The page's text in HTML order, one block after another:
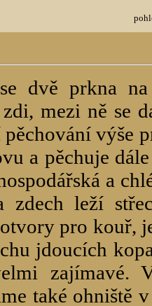
dvě prkna
mezi ně se
výše
a pěchuje
a
zdech leží
pro kouř,
jdoucích
zajímavé.
také ohniště